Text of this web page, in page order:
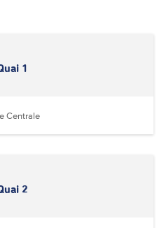
1
Centrale
2